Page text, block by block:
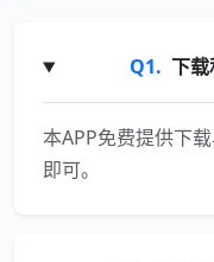
Q1. 下载
本APP免费提供下
即可。